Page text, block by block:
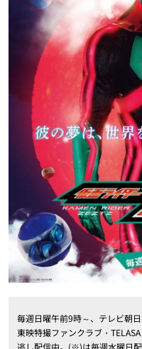
毎週日曜午前9時～、テレビ朝日
東映特撮ファンクラブ・